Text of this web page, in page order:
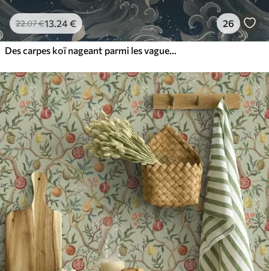
22.07€13.24€ 26
Des carpes koï nageant parmi les vagues spectaculaires de l'océan